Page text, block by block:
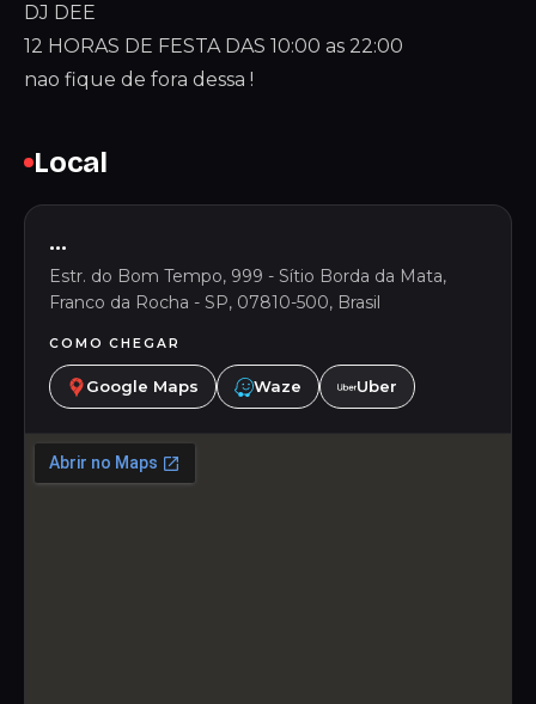
DJ DEE
12 HORAS DE FESTA DAS 10:00 as 22:00
nao fique de fora dessa !
Local
...
Estr. do Bom Tempo, 999 - Sítio Borda da Mata,
Franco da Rocha - SP, 07810-500, Brasil
COMO CHEGAR
Google Maps Waze Uber